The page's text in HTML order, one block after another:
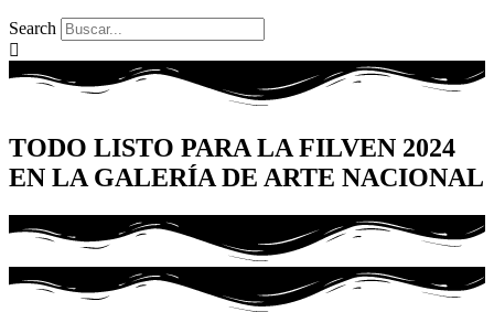
Search
TODO LISTO PARA LA FILVEN 2024
EN LA GALERÍA DE ARTE NACIONAL